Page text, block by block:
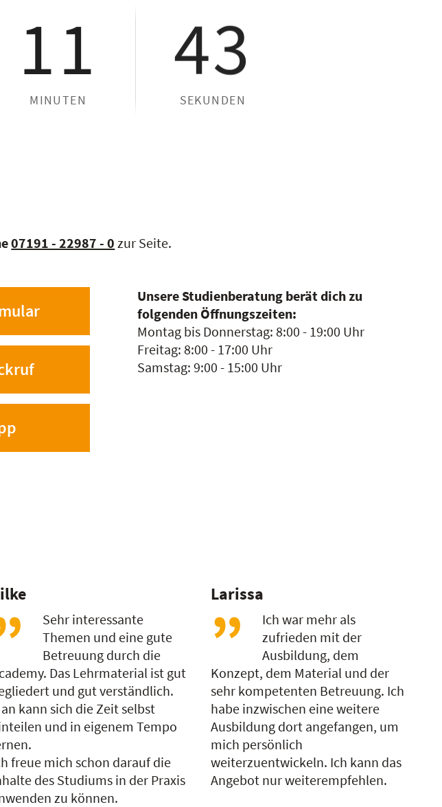
11
MINUTEN
42
SEKUNDEN
07191 - 22987 - 0 zur Seite.
Unsere Studienberatung berät dich zu
folgenden Öffnungszeiten:
Montag bis Donnerstag: 8:00 - 19:00 Uhr
Freitag: 8:00 - 17:00 Uhr
Samstag: 9:00 - 15:00 Uhr
Sehr interessante
Themen und eine gute
Betreuung durch die
Das Lehrmaterial ist gut
und gut verständlich.
kann sich die Zeit selbst
und in eigenem Tempo
freue mich schon darauf die
des Studiums in der Praxis
zu können.
Larissa
Ich war mehr als
zufrieden mit der
Ausbildung, dem
Konzept, dem Material und der
sehr kompetenten Betreuung. Ich
habe inzwischen eine weitere
Ausbildung dort angefangen, um
mich persönlich
weiterzuentwickeln. Ich kann das
Angebot nur weiterempfehlen.